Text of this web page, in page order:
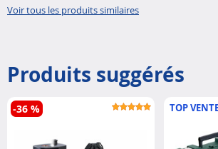
Voir tous les produits similaires
Produits suggérés
-36 % TOP